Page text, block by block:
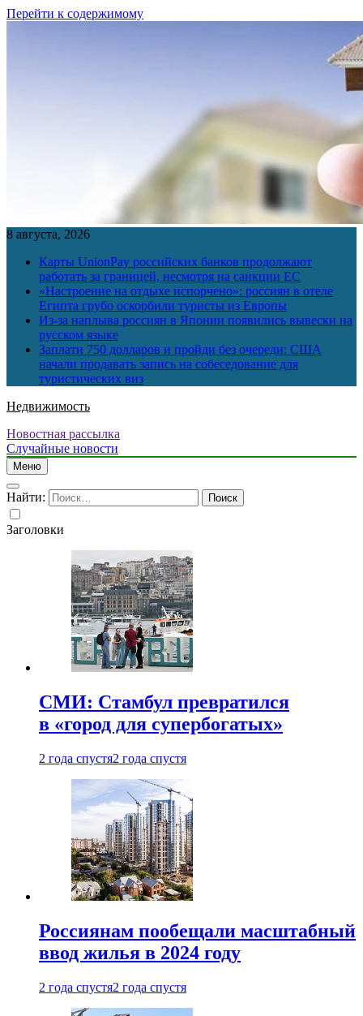
Перейти к содержимому
8 августа, 2026
Карты UnionPay российских банков продолжают
работать за границей, несмотря на санкции ЕС
«Настроение на отдыхе испорчено»: россиян в отеле
Египта грубо оскорбили туристы из Европы
Из-за наплыва россиян в Японии появились вывески на
русском языке
Заплати 750 долларов и пройди без очереди: США
начали продавать запись на собеседование для
туристических виз
Недвижимость
Новостная рассылка
Случайные новости
Меню
Найти:
Заголовки
СМИ: Стамбул превратился
в «город для супербогатых»
2 года спустя2 года спустя
Россиянам пообещали масштабный
ввод жилья в 2024 году
2 года спустя2 года спустя